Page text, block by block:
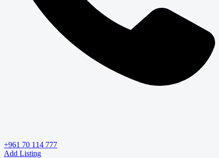
+961 70 114 777
Add Listing